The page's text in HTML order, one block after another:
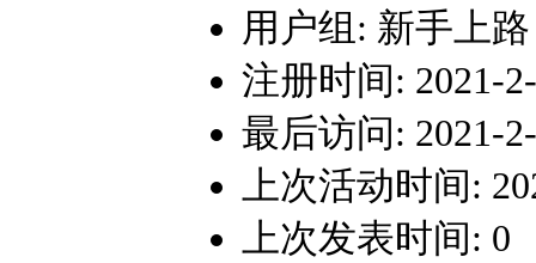
用户组: 新手上路
注册时间: 2021-
最后访问: 2021-
上次活动时间:
上次发表时间: 0